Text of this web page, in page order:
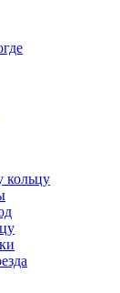
кольцу